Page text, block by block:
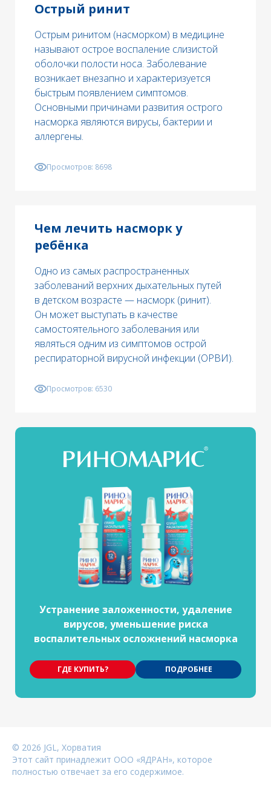
Острый ринит
Острым ринитом (насморком) в медицине
называют острое воспаление слизистой
оболочки полости носа. Заболевание
возникает внезапно и характеризуется
быстрым появлением симптомов.
Основными причинами развития острого
насморка являются вирусы, бактерии и
аллергены.
Просмотров: 8698
Чем лечить насморк у
ребёнка
Одно из самых распространенных
заболеваний верхних дыхательных путей
в детском возрасте — насморк (ринит).
Он может выступать в качестве
самостоятельного заболевания или
являться одним из симптомов острой
респираторной вирусной инфекции (ОРВИ).
Просмотров: 6530
Устранение заложенности, удаление
вирусов, уменьшение риска
воспалительных осложнений насморка
ГДЕ КУПИТЬ? ПОДРОБНЕЕ
© 2026 JGL, Хорватия
Этот сайт принадлежит ООО «ЯДРАН», которое
полностью отвечает за его содержимое.